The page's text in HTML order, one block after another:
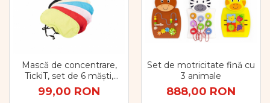
Mască de concentrare,
TickiT, set de 6 măști,
multicolor
99,00 RON
Set de motricitate fină cu
3 animale
888,00 RON